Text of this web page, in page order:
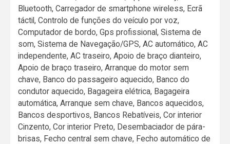
Bluetooth, Carregador de smartphone wireless, Ecrã
táctil, Controlo de funções do veículo por voz,
Computador de bordo, Gps profissional, Sistema de
som, Sistema de Navegação/GPS, AC automático, AC
independente, AC traseiro, Apoio de braço dianteiro,
Apoio de braço traseiro, Arranque do motor sem
chave, Banco do passageiro aquecido, Banco do
condutor aquecido, Bagageira elétrica, Bagageira
automática, Arranque sem chave, Bancos aquecidos,
Bancos desportivos, Bancos Rebatíveis, Cor interior
Cinzento, Cor interior Preto, Desembaciador de pára-
brisas, Fecho central sem chave, Fecho automático de